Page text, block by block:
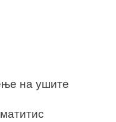
на ушите